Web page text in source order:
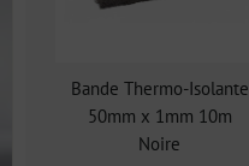
Bande Thermo-Isolante
50mm x 1mm 10m
Noire